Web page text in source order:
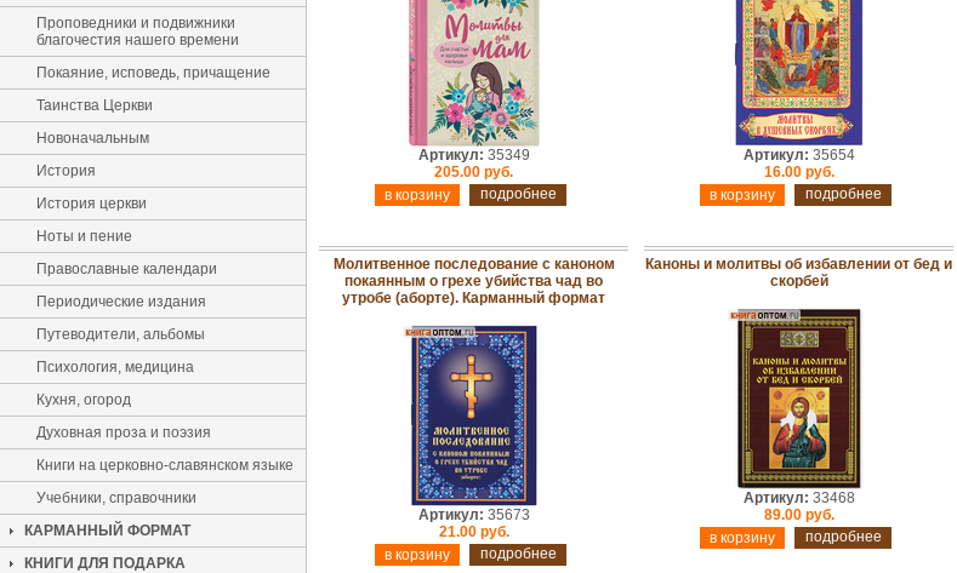
Проповедники и подвижники
благочестия нашего времени
Покаяние, исповедь, причащение
Таинства Церкви
Новоначальным
История
История церкви
Ноты и пение
Православные календари
Периодические издания
Путеводители, альбомы
Психология, медицина
Кухня, огород
Духовная проза и поэзия
Книги на церковно-славянском языке
Учебники, справочники
КАРМАННЫЙ ФОРМАТ
КНИГИ ДЛЯ ПОДАРКА
Артикул: 35349
205.00 руб.
подробнее
Артикул: 35654
16.00 руб.
подробнее
Молитвенное последование с каноном
покаянным о грехе убийства чад во
утробе (аборте). Карманный формат
Артикул: 35673
21.00 руб.
подробнее
Каноны и молитвы об избавлении от бед и
скорбей
Артикул: 33468
89.00 руб.
подробнее